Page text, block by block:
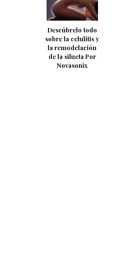
Descúbrelo todo
sobre la celulitis y
la remodelación
de la silueta Por
Novasonix